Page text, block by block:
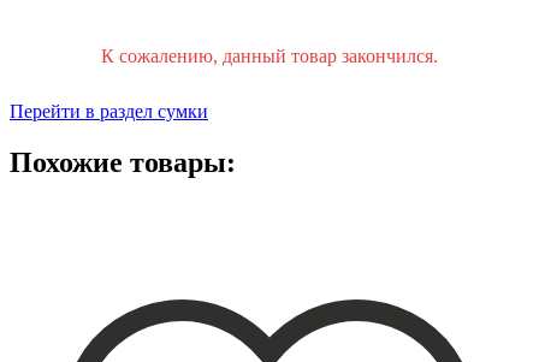
К сожалению, данный товар закончился.
Перейти в раздел сумки
Похожие товары: